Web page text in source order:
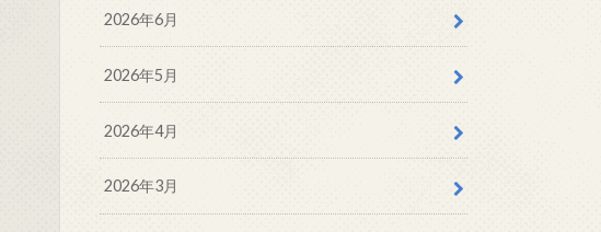
2026年6月
2026年5月
2026年4月
2026年3月